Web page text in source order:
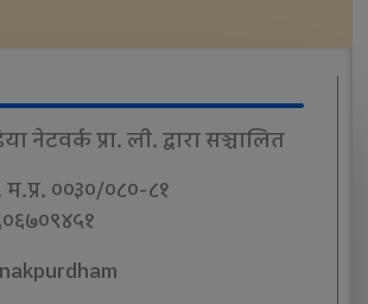
नेटवर्क प्रा. ली. द्वारा सञ्चालित
म.प्र. ००३०/०८०-८१